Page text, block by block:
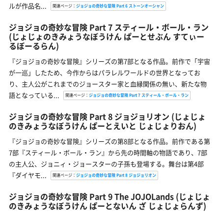
ルが作品名...
関連ページ： ジョジョの奇妙な冒険 Part 6 ストーンオーシャン
ジョジョの奇妙な冒険 Part 7 スティール・ボール・ラン
(じょじょのきみょうなぼうけん ぱーとせぶん すてぃー
るぼーるらん)
『ジョジョの奇妙な冒険』シリーズの第7部となる作品。前作で「宇宙
が一巡」したため、今作からはパラレルワールドの世界となってお
り、主人公がこれまでのジョースター家と血縁関係の無い、新たな物
語となっている...
関連ページ： ジョジョの奇妙な冒険 Part 7 スティール・ボール・ラン
ジョジョの奇妙な冒険 Part 8 ジョジョリオン (じょじょ
のきみょうなぼうけん ぱーとえいと じょじょりおん)
『ジョジョの奇妙な冒険』シリーズの第8部となる作品。前作である第
7部『スティール・ボール・ラン』から先の時間軸の物語であり、7部
の主人公、ジョニィ・ジョースターの子孫も登場する。舞台は第4部
『ダイヤモ...
関連ページ： ジョジョの奇妙な冒険 Part 8 ジョジョリオン
ジョジョの奇妙な冒険 Part 9 The JOJOLands (じょじょ
のきみょうなぼうけん ぱーとないん ざ じょじょらんず)